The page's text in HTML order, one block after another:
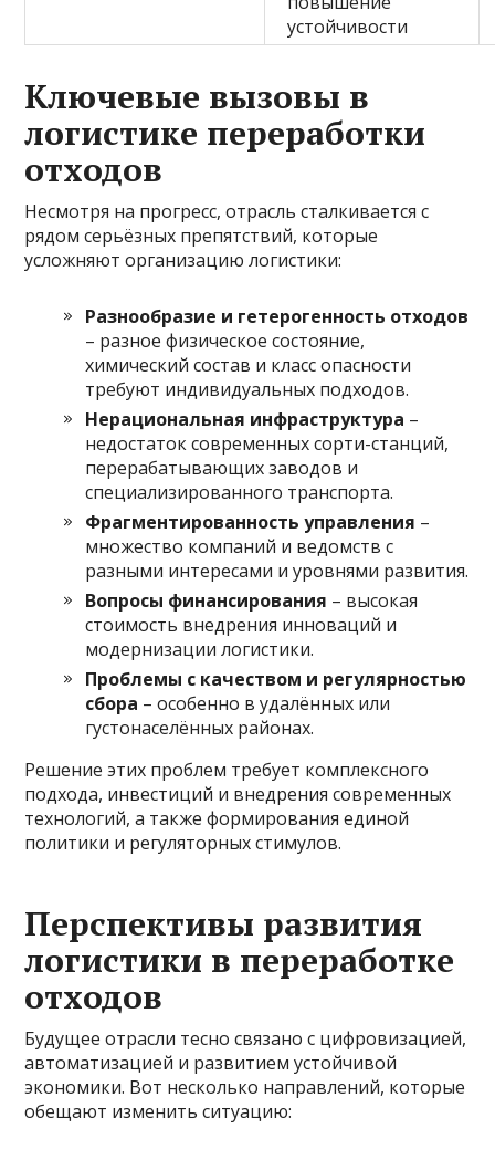
устойчивости
Ключевые вызовы в
логистике переработки
отходов
Несмотря на прогресс, отрасль сталкивается с
рядом серьёзных препятствий, которые
усложняют организацию логистики:
Разнообразие и гетерогенность отходов
– разное физическое состояние,
химический состав и класс опасности
требуют индивидуальных подходов.
Нерациональная инфраструктура –
недостаток современных сорти-станций,
перерабатывающих заводов и
специализированного транспорта.
Фрагментированность управления –
множество компаний и ведомств с
разными интересами и уровнями развития.
Вопросы финансирования – высокая
стоимость внедрения инноваций и
модернизации логистики.
Проблемы с качеством и регулярностью
сбора – особенно в удалённых или
густонаселённых районах.
Решение этих проблем требует комплексного
подхода, инвестиций и внедрения современных
технологий, а также формирования единой
политики и регуляторных стимулов.
Перспективы развития
логистики в переработке
отходов
Будущее отрасли тесно связано с цифровизацией,
автоматизацией и развитием устойчивой
экономики. Вот несколько направлений, которые
обещают изменить ситуацию: